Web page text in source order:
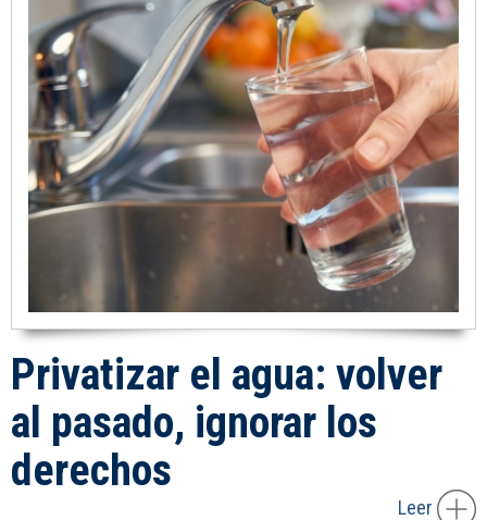
Privatizar el agua: volver
al pasado, ignorar los
derechos
Leer